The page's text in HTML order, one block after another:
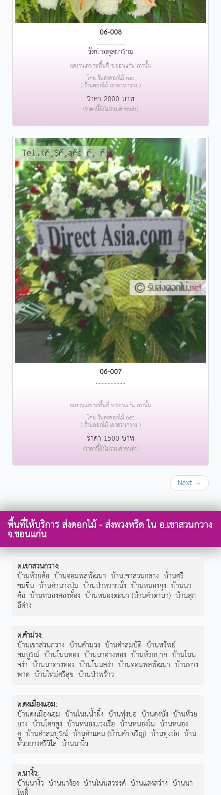
06-008
....................
วัดป่าอดุลยาราม
ผลงานเฉพาะพื้นที่ จ.ขอนแก่น เท่านั้น
โดย รับส่งดอกไม้.net
( ร้านดอกไม้ เขาสวนกวาง )
ราคา 2000 บาท
(ราคานี้ยังไม่รวมค่าขนส่ง)
06-007
....................
ผลงานเฉพาะพื้นที่ จ.ขอนแก่น เท่านั้น
โดย รับส่งดอกไม้.net
( ร้านดอกไม้ เขาสวนกวาง )
ราคา 1500 บาท
(ราคานี้ยังไม่รวมค่าขนส่ง)
Next →
พื้นที่ให้บริการ ส่งดอกไม้ - ส่งพวงหรีด ใน อ.เขาสวนกวาง
จ.ขอนแก่น
ต.เขาสวนกวาง:
บ้านห้วยค้อ บ้านจอมพลพัฒนา บ้านเขาส่วนกลาง บ้านศรี
ชมชื่น บ้านคำนางปุ่ม บ้านป่าหวายนั่ง บ้านหนองกุง บ้านนา
ค้อ บ้านหนองสองห้อง บ้านหนองตะนา (บ้านคำตานา) บ้านสุก
อีด่าง
ต.คำม่วง:
บ้านเขาส่วนกวาง บ้านคำม่วง บ้านคำสมบัติ บ้านทรัพย์
สมบูรณ์ บ้านโนนทอง บ้านนาอ่างทอง บ้านห้วยบาก บ้านโนน
สง่า บ้านนาอ่างทอง บ้านโนนสง่า บ้านจอมพลพัฒนา บ้านทาง
พาด บ้านใหม่ศรีสุข บ้านป่าพร้าว
ต.ดงเมืองแอม:
บ้านดงเมืองเอม บ้านโนนน้ำผึ้ง บ้านทุ่งบ่อ บ้านดงบัง บ้านห้วย
ยาง บ้านโคกสูง บ้านหนองแวงเรือ บ้านหนองโน บ้านหนอง
คู บ้านคำสมบูรณ์ บ้านคำแคน (บ้านคำเจริญ) บ้านทุ่งบ่อ บ้าน
ห้วยยางศรีวิไล บ้านนางิ้ว
ต.นางิ้ว:
บ้านนางิ้ว บ้านนาง้อง บ้านโนนสวรรค์ บ้านแสงสว่าง บ้านนา